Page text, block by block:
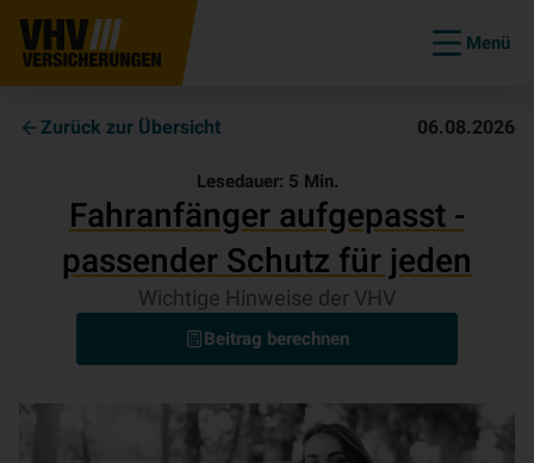
Menü
Zurück zur Übersicht 06.08.2026
Lesedauer: 5 Min.
Fahranfänger aufgepasst -
passender Schutz für jeden
Wichtige Hinweise der VHV
Beitrag berechnen